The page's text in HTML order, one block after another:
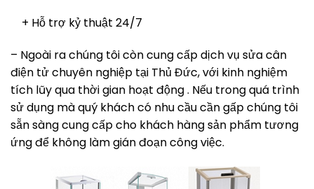
+ Hỗ trợ kỷ thuật 24/7
– Ngoài ra chúng tôi còn cung cấp dịch vụ sửa cân
điện tử chuyên nghiệp tại Thủ Đức, với kinh nghiệm
tích lũy qua thời gian hoạt động . Nếu trong quá trình
sử dụng mà quý khách có nhu cầu cần gấp chúng tôi
sẵn sàng cung cấp cho khách hàng sản phẩm tương
ứng để không làm gián đoạn công việc.